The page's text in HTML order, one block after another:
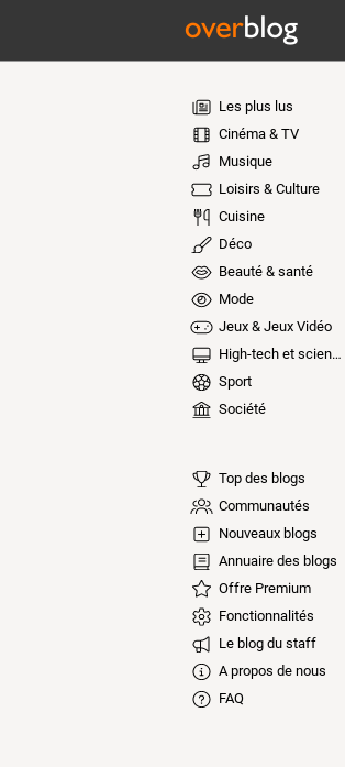
Les plus lus
Cinéma & TV
Musique
Loisirs & Culture
Cuisine
Déco
Beauté & santé
Mode
Jeux & Jeux Vidéo
High-tech et sciences
Sport
Société
Top des blogs
Communautés
Nouveaux blogs
Annuaire des blogs
Offre Premium
Fonctionnalités
Le blog du staff
A propos de nous
FAQ